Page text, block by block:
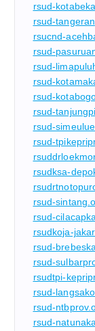
rsud-
rsud-
rsucnd-
rsud-
rsud-
rsud-
rsud-
rsud-
rsud-
rsud-
rsudksa-
rsud-
rsud-
rsudkoja-
rsud-
rsud-
rsudtpi-
rsud-
rsud-
rsud-